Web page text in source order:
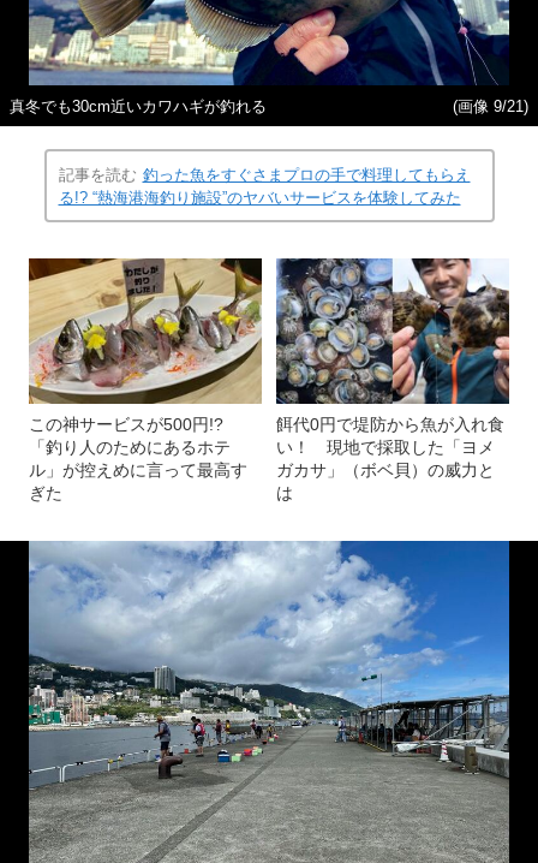
真冬でも30cm近いカワハギが釣れる (画像 9/21)
記事を読む 釣った魚をすぐさまプロの手で料理してもらえ
る!? “熱海港海釣り施設”のヤバいサービスを体験してみた
この神サービスが500円!?
「釣り人のためにあるホテ
ル」が控えめに言って最高す
ぎた
餌代0円で堤防から魚が入れ食
い！ 現地で採取した「ヨメ
ガカサ」（ボベ貝）の威力と
は